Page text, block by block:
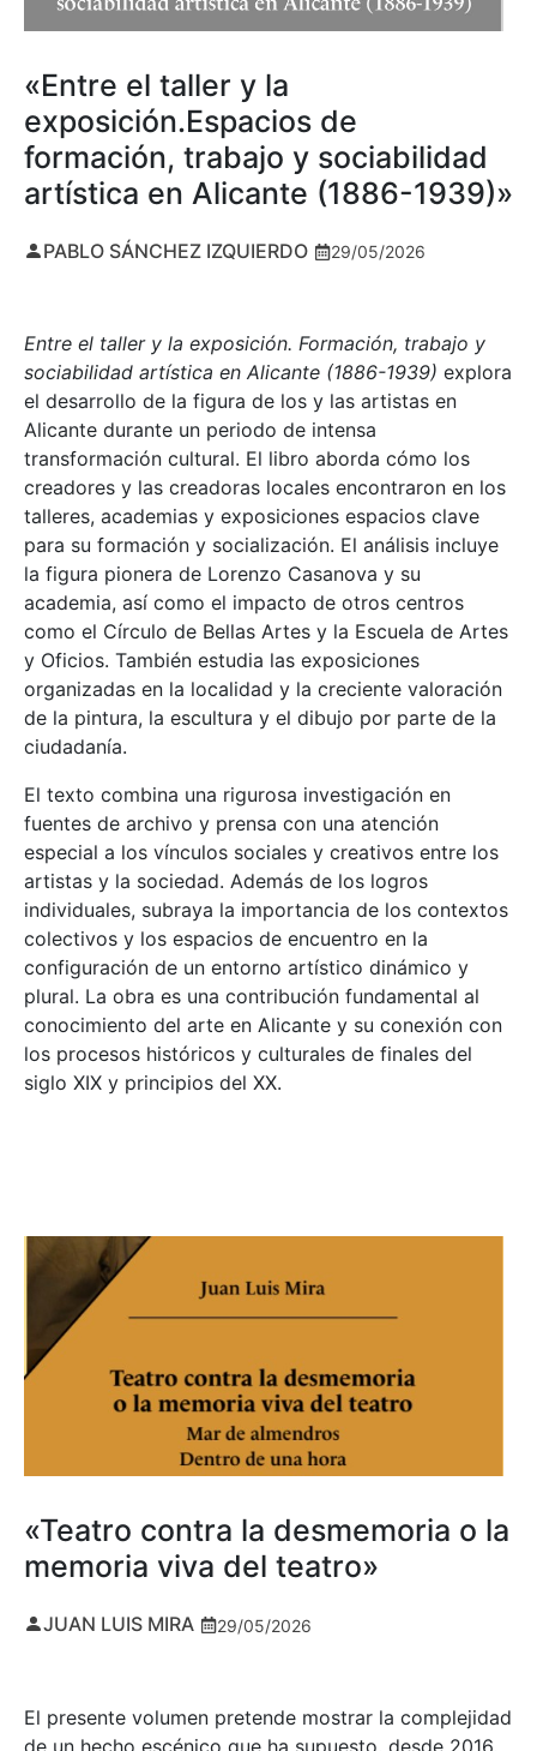
«Entre el taller y la
exposición.Espacios de
formación, trabajo y sociabilidad
artística en Alicante (1886-1939)»
PABLO SÁNCHEZ IZQUIERDO 29/05/2026
Entre el taller y la exposición. Formación, trabajo y
sociabilidad artística en Alicante (1886-1939) explora
el desarrollo de la figura de los y las artistas en
Alicante durante un periodo de intensa
transformación cultural. El libro aborda cómo los
creadores y las creadoras locales encontraron en los
talleres, academias y exposiciones espacios clave
para su formación y socialización. El análisis incluye
la figura pionera de Lorenzo Casanova y su
academia, así como el impacto de otros centros
como el Círculo de Bellas Artes y la Escuela de Artes
y Oficios. También estudia las exposiciones
organizadas en la localidad y la creciente valoración
de la pintura, la escultura y el dibujo por parte de la
ciudadanía.
El texto combina una rigurosa investigación en
fuentes de archivo y prensa con una atención
especial a los vínculos sociales y creativos entre los
artistas y la sociedad. Además de los logros
individuales, subraya la importancia de los contextos
colectivos y los espacios de encuentro en la
configuración de un entorno artístico dinámico y
plural. La obra es una contribución fundamental al
conocimiento del arte en Alicante y su conexión con
los procesos históricos y culturales de finales del
siglo XIX y principios del XX.
«Teatro contra la desmemoria o la
memoria viva del teatro»
JUAN LUIS MIRA 29/05/2026
El presente volumen pretende mostrar la complejidad
de un hecho escénico que ha supuesto, desde 2016,